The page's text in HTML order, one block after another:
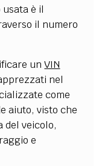
è il
il numero
unVIN
nel
come
aiuto, visto che
del veicolo,
e